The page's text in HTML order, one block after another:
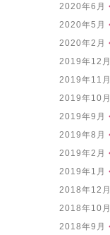
2020年6月
2020年5月
2020年2月
2019年12月
2019年11月
2019年10月
2019年9月
2019年8月
2019年2月
2019年1月
2018年12月
2018年10月
2018年9月